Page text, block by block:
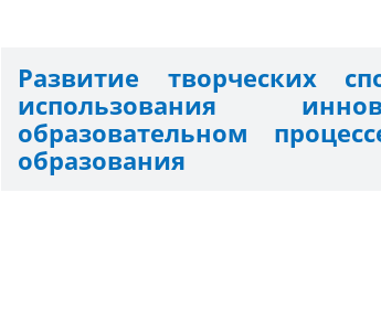
Развитие творческих
использования
образовательном
образования